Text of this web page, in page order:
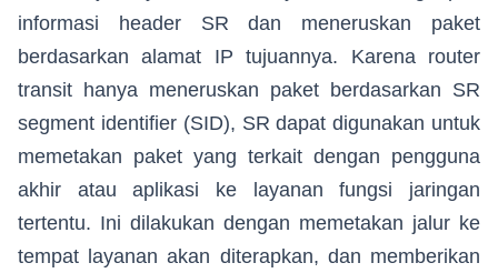
informasi header SR dan meneruskan paket
berdasarkan alamat IP tujuannya. Karena router
transit hanya meneruskan paket berdasarkan SR
segment identifier (SID), SR dapat digunakan untuk
memetakan paket yang terkait dengan pengguna
akhir atau aplikasi ke layanan fungsi jaringan
tertentu. Ini dilakukan dengan memetakan jalur ke
tempat layanan akan diterapkan, dan memberikan